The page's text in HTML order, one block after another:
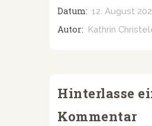
Datum: 12. August
Autor: Kathrin
Hinterlasse
Kommentar